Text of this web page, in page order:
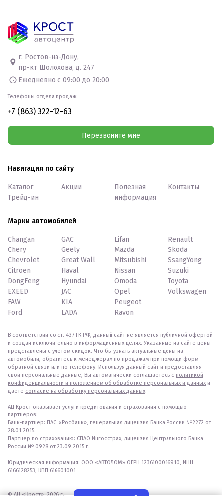
г. Ростов-на-Дону,
пр-кт Шолохова, д. 247
Ежедневно с 09:00 до 20:00
Телефоны отдела продаж:
+7 (863) 322-12-63
Перезвоните мне
Навигация по сайту
Каталог
Трейд-ин
Акции
Полезная
информация
Контакты
Марки автомобилей
Changan
Chery
Chevrolet
Citroen
DongFeng
EXEED
FAW
Ford
GAC
Geely
Great Wall
Haval
Hyundai
JAC
KIA
LADA
Lifan
Mazda
Mitsubishi
Nissan
Omoda
Opel
Peugeot
Ravon
Renault
Skoda
SsangYong
Suzuki
Toyota
Volkswagen
В соответствии со ст. 437 ГК РФ, данный сайт не является публичной офертой
и создан исключительно в информационных целях. Указанные на сайте цены
представлены с учетом скидок. Что бы узнать актуальные цены на
автомобили, обратитесь к менеджерам по продажам при помощи форм
обратной связи или по телефону. Используя данный сайт и предоставляя
свои персональные данные, Вы автоматически соглашаетесь с политикой
конфиденциальности и положением об обработке персональных и данных и
даете согласие на обработку персональных данных.
АЦ Крост оказывает услуги кредитования и страхования с помощью
партнеров:
Банк-партнер: ПАО «Росбанк», генеральная лицензия Банка России №2272 от
28.01.2015.
Партнер по страхованию: СПАО Ингосстрах, лицензия Центрального Банка
России № 0928 от 23.09.2015 г.
Юридическая информация: ООО «АВТОДОМ» ОГРН 1236100016910, ИНН
6166128253, КПП 616601001
© АЦ «Крост», 2026 г.